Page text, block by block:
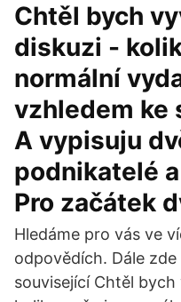
Chtěl bych
diskuzi -
normální
vzhledem ke
A vypisuju
podnikatelé
Pro začátek
Hledáme pro vás ve
odpovědích. Dále
související Chtěl